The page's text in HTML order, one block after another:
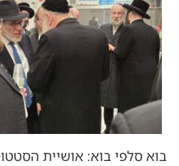
בוא סלפי בוא: אושיית